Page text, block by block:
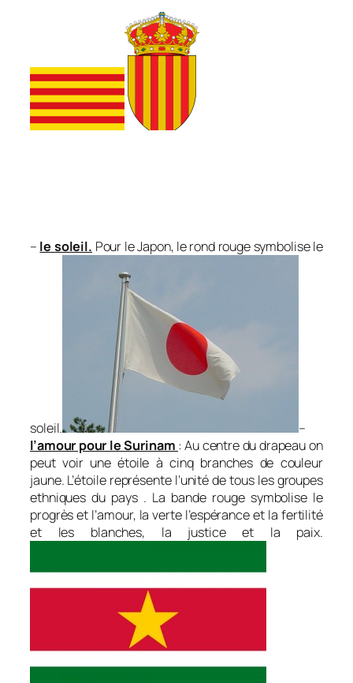
– le soleil. Pour le Japon, le rond rouge symbolise le
soleil.
–
l’amour pour le Surinam : Au centre du drapeau on
peut voir une étoile à cinq branches de couleur
jaune. L’étoile représente l’unité de tous les groupes
ethniques du pays . La bande rouge symbolise le
progrès et l’amour, la verte l’espérance et la fertilité
et les blanches, la justice et la paix.